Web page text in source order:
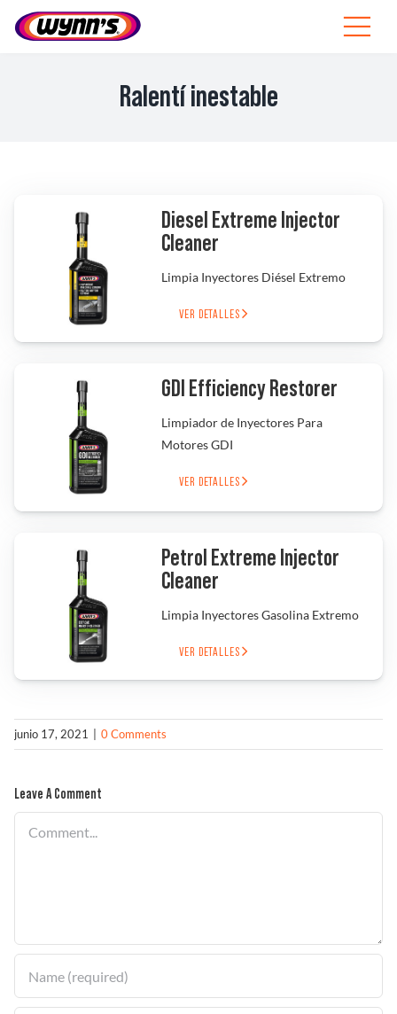
Toggle
Productos
Consejos
Noticias
Solucionador de Problemas
Ralentí inestable
Diesel Extreme Injector
Cleaner
Limpia Inyectores Diésel Extremo
VER DETALLES
GDI Efficiency Restorer
Limpiador de Inyectores Para
Motores GDI
VER DETALLES
Petrol Extreme Injector
Cleaner
Limpia Inyectores Gasolina Extremo
VER DETALLES
junio 17, 2021 0 Comments
Leave A Comment